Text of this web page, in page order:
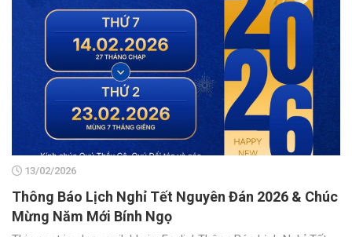
13/02/2026
Thông Báo Lịch Nghỉ Tết Nguyên Đán 2026 & Chúc
Mừng Năm Mới Bính Ngọ